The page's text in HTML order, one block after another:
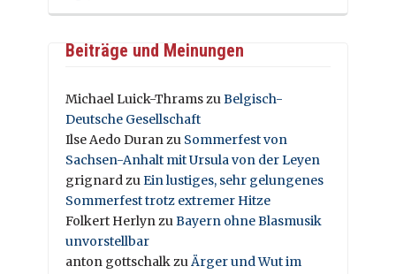
Beiträge und Meinungen
Michael Luick-ThramszuBelgisch-
Deutsche Gesellschaft
Ilse Aedo Duranzu Sommerfest von
Sachsen-Anhalt mit Ursula von der Leyen
grignardzuEin lustiges, sehr gelungenes
Sommerfest trotz extremer Hitze
Folkert HerlynzuBayern ohne Blasmusik
unvorstellbar
anton gottschalkzuÄrger und Wut im